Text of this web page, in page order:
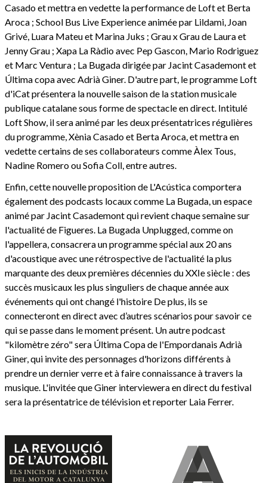
Casado et mettra en vedette la performance de Loft et Berta
Aroca ; School Bus Live Experience animée par Lildami, Joan
Grivé, Luara Mateu et Marina Juks ; Grau x Grau de Laura et
Jenny Grau ; Xapa La Ràdio avec Pep Gascon, Mario Rodriguez
et Marc Ventura ; La Bugada dirigée par Jacint Casademont et
Última copa avec Adrià Giner. D'autre part, le programme Loft
d'iCat présentera la nouvelle saison de la station musicale
publique catalane sous forme de spectacle en direct. Intitulé
Loft Show, il sera animé par les deux présentatrices régulières
du programme, Xènia Casado et Berta Aroca, et mettra en
vedette certains de ses collaborateurs comme Àlex Tous,
Nadine Romero ou Sofia Coll, entre autres.
Enfin, cette nouvelle proposition de L'Acústica comportera
également des podcasts locaux comme La Bugada, un espace
animé par Jacint Casademont qui revient chaque semaine sur
l'actualité de Figueres. La Bugada Unplugged, comme on
l'appellera, consacrera un programme spécial aux 20 ans
d'acoustique avec une rétrospective de l'actualité la plus
marquante des deux premières décennies du XXIe siècle : des
succès musicaux les plus singuliers de chaque année aux
événements qui ont changé l'histoire De plus, ils se
connecteront en direct avec d’autres scénarios pour savoir ce
qui se passe dans le moment présent. Un autre podcast
"kilomètre zéro" sera Última Copa de l'Empordanais Adrià
Giner, qui invite des personnages d'horizons différents à
prendre un dernier verre et à faire connaissance à travers la
musique. L'invitée que Giner interviewera en direct du festival
sera la présentatrice de télévision et reporter Laia Ferrer.